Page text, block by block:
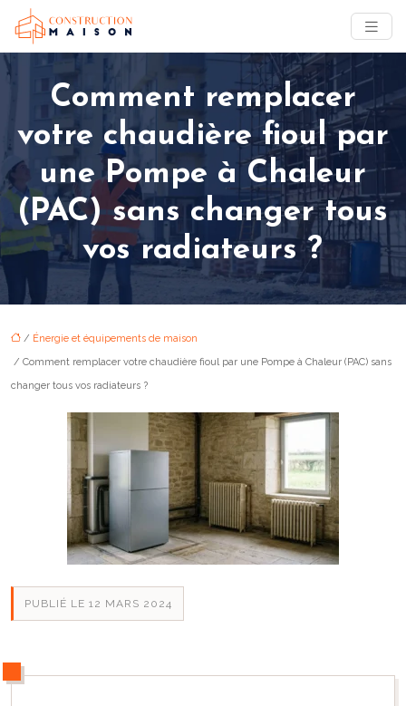
Comment remplacer
votre chaudière fioul par
une Pompe à Chaleur
(PAC) sans changer tous
vos radiateurs ?
/ Énergie et équipements de maison
/ Comment remplacer votre chaudière fioul par une Pompe à Chaleur (PAC) sans
changer tous vos radiateurs ?
PUBLIÉ LE 12 MARS 2024